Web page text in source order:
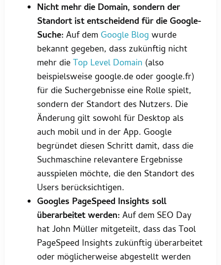
Nicht mehr die Domain, sondern der
Standort ist entscheidend für die Google-
Suche: Auf dem Google Blog wurde
bekannt gegeben, dass zukünftig nicht
mehr dieTop Level Domain (also
beispielsweise google.de oder google.fr)
für die Suchergebnisse eine Rolle spielt,
sondern der Standort des Nutzers. Die
Änderung gilt sowohl für Desktop als
auch mobil und in der App. Google
begründet diesen Schritt damit, dass die
Suchmaschine relevantere Ergebnisse
ausspielen möchte, die den Standort des
Users berücksichtigen.
Googles PageSpeed Insights soll
überarbeitet werden: Auf dem SEO Day
hat John Müller mitgeteilt, dass das Tool
PageSpeed Insights zukünftig überarbeitet
oder möglicherweise abgestellt werden